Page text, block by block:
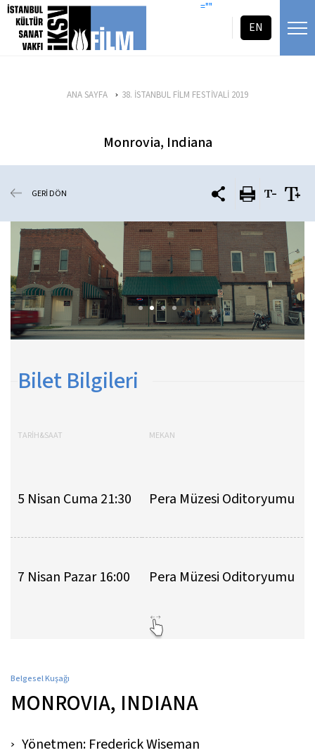
icerigi atla =""
EN
ANA SAYFA 38. İSTANBUL FİLM FESTİVALİ 2019
Monrovia, Indiana
GERİ DÖN
Bilet Bilgileri
TARİH&SAAT MEKAN
5 Nisan Cuma 21:30 Pera Müzesi Oditoryumu
7 Nisan Pazar 16:00 Pera Müzesi Oditoryumu
Belgesel Kuşağı
MONROVIA, INDIANA
Yönetmen: Frederick Wiseman